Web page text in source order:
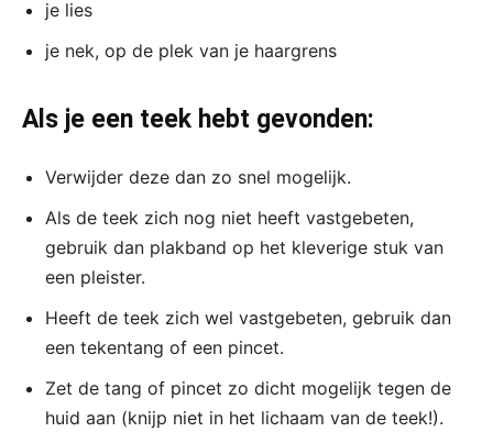
je lies
je nek, op de plek van je haargrens
Als je een teek hebt gevonden:
Verwijder deze dan zo snel mogelijk.
Als de teek zich nog niet heeft vastgebeten,
gebruik dan plakband op het kleverige stuk van
een pleister.
Heeft de teek zich wel vastgebeten, gebruik dan
een tekentang of een pincet.
Zet de tang of pincet zo dicht mogelijk tegen de
huid aan (knijp niet in het lichaam van de teek!).